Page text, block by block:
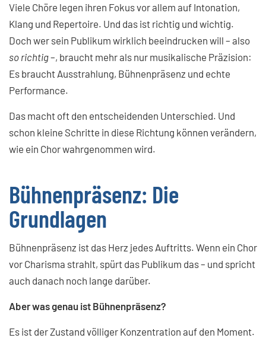
Viele Chöre legen ihren Fokus vor allem auf Intonation,
Klang und Repertoire. Und das ist richtig und wichtig.
Doch wer sein Publikum wirklich beeindrucken will – also
so richtig–, braucht mehr als nur musikalische Präzision:
Es braucht Ausstrahlung, Bühnenpräsenz und echte
Performance.
Das macht oft den entscheidenden Unterschied. Und
schon kleine Schritte in diese Richtung können verändern,
wie ein Chor wahrgenommen wird.
Bühnenpräsenz: Die
Grundlagen
Bühnenpräsenz ist das Herz jedes Auftritts. Wenn ein Chor
vor Charisma strahlt, spürt das Publikum das – und spricht
auch danach noch lange darüber.
Aber was genau ist Bühnenpräsenz?
Es ist der Zustand völliger Konzentration auf den Moment.